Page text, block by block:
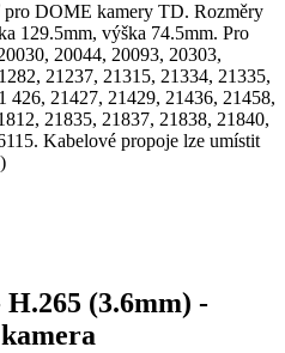
DOME kamery TD. Rozměry
129.5mm, výška 74.5mm. Pro
20044, 20093, 20303,
21237, 21315, 21334, 21335,
426, 21427, 21429, 21436, 21458,
21835, 21837, 21838, 21840,
Kabelové propoje lze umístit
(3.6mm) -